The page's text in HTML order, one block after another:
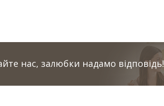
нас, залюбки надамо відповідь!